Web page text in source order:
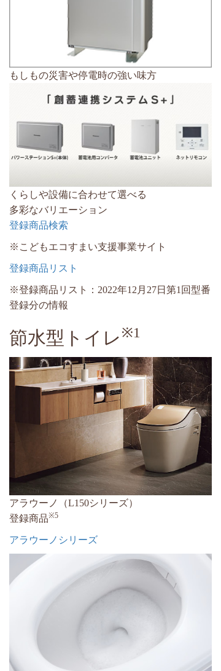
もしもの災害や停電時の強い味方
くらしや設備に合わせて選べる
多彩なバリエーション
登録商品検索
※こどもエコすまい支援事業サイト
登録商品リスト
※登録商品リスト：2022年12月27日第1回型番
登録分の情報
節水型トイレ ※1
アラウーノ（L150シリーズ）
登録商品※5
アラウーノシリーズ